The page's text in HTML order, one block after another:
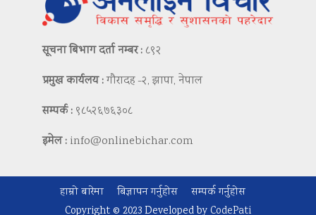
सूचना बिभाग दर्ता नम्बर : ८९२
प्रमुख कार्यलय :गौरादह -२, झापा, नेपाल
सम्पर्क : ९८५२६७६३०८
इमेल : info@onlinebichar.com
हाम्रो बारेमा बिज्ञापन गर्नुहोस
सम्पर्क गर्नुहोस
Copyright © 2023 Developed byCodePati